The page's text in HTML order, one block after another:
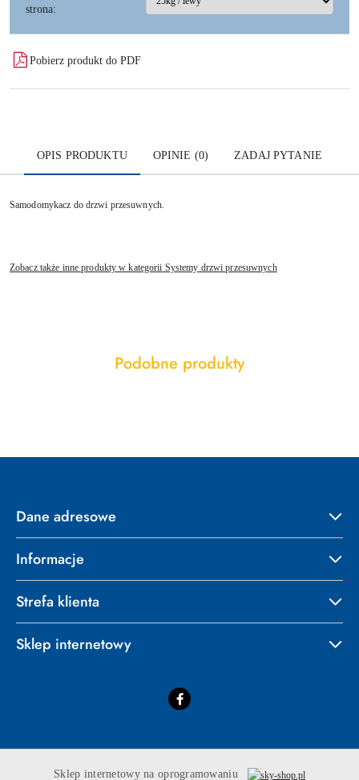
strona:
Pobierz produkt do PDF
OPIS PRODUKTU OPINIE (0) ZADAJ PYTANIE
Samodomykacz do drzwi przesuwnych.
Zobacz także inne produkty w kategorii Systemy drzwi przesuwnych
Pomiń karuzelę produktów
Produkty
Podobne produkty
Dane adresowe
Informacje
Strefa klienta
Sklep internetowy
Sklep internetowy na oprogramowaniu